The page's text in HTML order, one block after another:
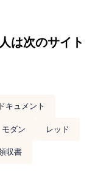
は次のサイト
キュメント
モダン
レッド
収書